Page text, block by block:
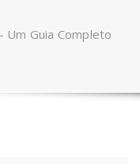
Um Guia Completo